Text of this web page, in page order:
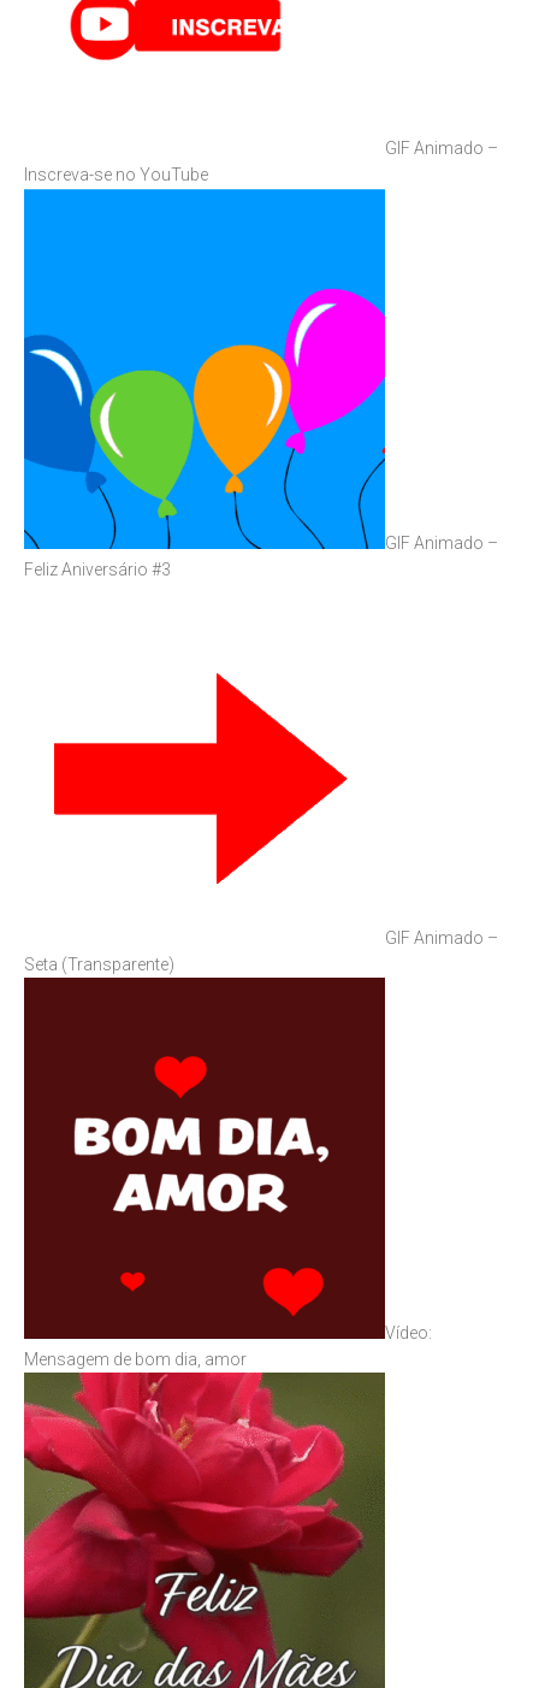
GIF Animado –
Inscreva-se no YouTube
GIF Animado –
Feliz Aniversário #3
GIF Animado –
Seta (Transparente)
Vídeo:
Mensagem de bom dia, amor